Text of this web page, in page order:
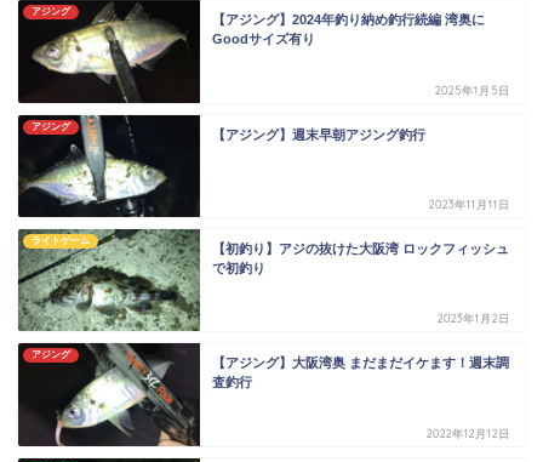
アジング
【アジング】2024年釣り納め釣行続編 湾奥に
Goodサイズ有り
2025年1月5日
アジング
【アジング】週末早朝アジング釣行
2023年11月11日
ライトゲーム
【初釣り】アジの抜けた大阪湾 ロックフィッシュ
で初釣り
2023年1月2日
アジング
【アジング】大阪湾奥 まだまだイケます！週末調
査釣行
2022年12月12日